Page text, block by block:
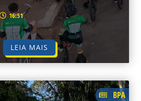
16:51
LEIA MAIS
BPA